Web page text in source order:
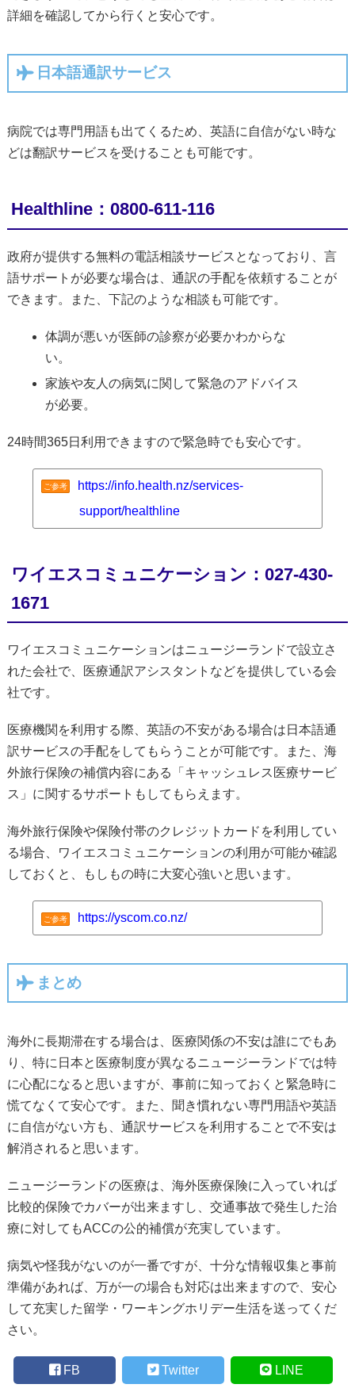
詳細を確認してから行くと安心です。
日本語通訳サービス
病院では専門用語も出てくるため、英語に自信がない時な
どは翻訳サービスを受けることも可能です。
Healthline：0800-611-116
政府が提供する無料の電話相談サービスとなっており、言
語サポートが必要な場合は、通訳の手配を依頼することが
できます。また、下記のような相談も可能です。
体調が悪いが医師の診察が必要かわからな
い。
家族や友人の病気に関して緊急のアドバイス
が必要。
24時間365日利用できますので緊急時でも安心です。
ご参考
https://info.health.nz/services-
support/healthline
ワイエスコミュニケーション：027-430-
1671
ワイエスコミュニケーションはニュージーランドで設立さ
れた会社で、医療通訳アシスタントなどを提供している会
社です。
医療機関を利用する際、英語の不安がある場合は日本語通
訳サービスの手配をしてもらうことが可能です。また、海
外旅行保険の補償内容にある「キャッシュレス医療サービ
ス」に関するサポートもしてもらえます。
海外旅行保険や保険付帯のクレジットカードを利用してい
る場合、ワイエスコミュニケーションの利用が可能か確認
しておくと、もしもの時に大変心強いと思います。
ご参考 https://yscom.co.nz/
まとめ
海外に長期滞在する場合は、医療関係の不安は誰にでもあ
り、特に日本と医療制度が異なるニュージーランドでは特
に心配になると思いますが、事前に知っておくと緊急時に
慌てなくて安心です。また、聞き慣れない専門用語や英語
に自信がない方も、通訳サービスを利用することで不安は
解消されると思います。
ニュージーランドの医療は、海外医療保険に入っていれば
比較的保険でカバーが出来ますし、交通事故で発生した治
療に対してもACCの公的補償が充実しています。
病気や怪我がないのが一番ですが、十分な情報収集と事前
準備があれば、万が一の場合も対応は出来ますので、安心
して充実した留学・ワーキングホリデー生活を送ってくだ
さい。
FB Twitter LINE